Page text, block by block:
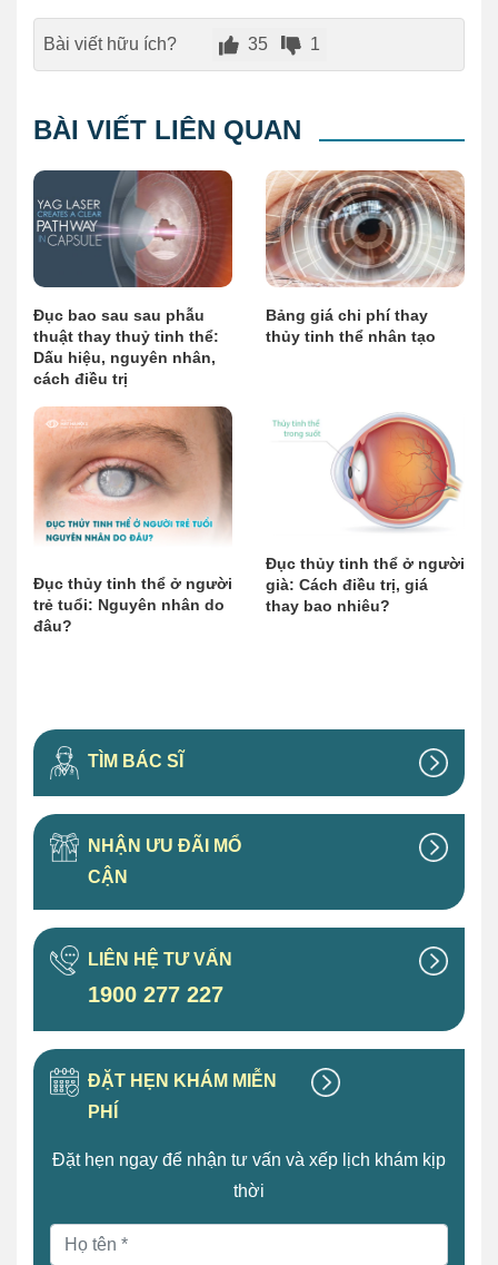
Bài viết hữu ích? 35 1
BÀI VIẾT LIÊN QUAN
Đục bao sau sau phẫu
thuật thay thuỷ tinh thể:
Dấu hiệu, nguyên nhân,
cách điều trị
Bảng giá chi phí thay
thủy tinh thể nhân tạo
Đục thủy tinh thể ở người
trẻ tuổi: Nguyên nhân do
đâu?
Đục thủy tinh thể ở người
già: Cách điều trị, giá
thay bao nhiêu?
TÌM BÁC SĨ
NHẬN ƯU ĐÃI MỔ
CẬN
LIÊN HỆ TƯ VẤN
1900 277 227
ĐẶT HẸN KHÁM MIỄN
PHÍ
Đặt hẹn ngay để nhận tư vấn và xếp lịch khám kịp
thời